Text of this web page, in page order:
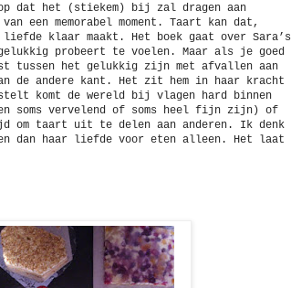
dat het (stiekem) bij zal dragen aan
een memorabel moment. Taart kan dat,
klaar maakt. Het boek gaat over Sara’s
probeert te voelen. Maar als je goed
tussen het gelukkig zijn met afvallen aan
de andere kant. Het zit hem in haar kracht
komt de wereld bij vlagen hard binnen
soms vervelend of soms heel fijn zijn) of
taart uit te delen aan anderen. Ik denk
dan haar liefde voor eten alleen. Het laat